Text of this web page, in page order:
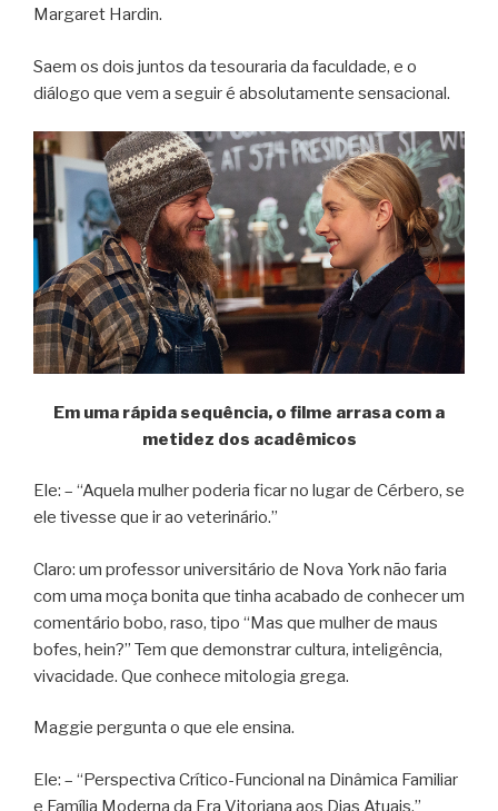
Margaret Hardin.
Saem os dois juntos da tesouraria da faculdade, e o
diálogo que vem a seguir é absolutamente sensacional.
Em uma rápida sequência, o filme arrasa com a
metidez dos acadêmicos
Ele: – “Aquela mulher poderia ficar no lugar de Cérbero, se
ele tivesse que ir ao veterinário.”
Claro: um professor universitário de Nova York não faria
com uma moça bonita que tinha acabado de conhecer um
comentário bobo, raso, tipo “Mas que mulher de maus
bofes, hein?” Tem que demonstrar cultura, inteligência,
vivacidade. Que conhece mitologia grega.
Maggie pergunta o que ele ensina.
Ele: – “Perspectiva Crítico-Funcional na Dinâmica Familiar
e Família Moderna da Era Vitoriana aos Dias Atuais.”